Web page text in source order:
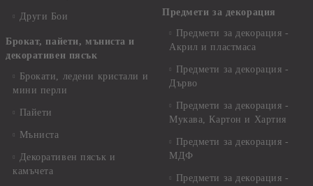
Други Бои
Брокат, пайети, мъниста и
декоративен пясък
Брокати, ледени кристали и
мини перли
Пайети
Мъниста
Декоративен пясък и
камъчета
Предмети за декорация
Предмети за декорация -
Акрил и пластмаса
Предмети за декорация -
Дърво
Предмети за декорация -
Мукава, Картон и Хартия
Предмети за декорация -
МДФ
Предмети за декорация -